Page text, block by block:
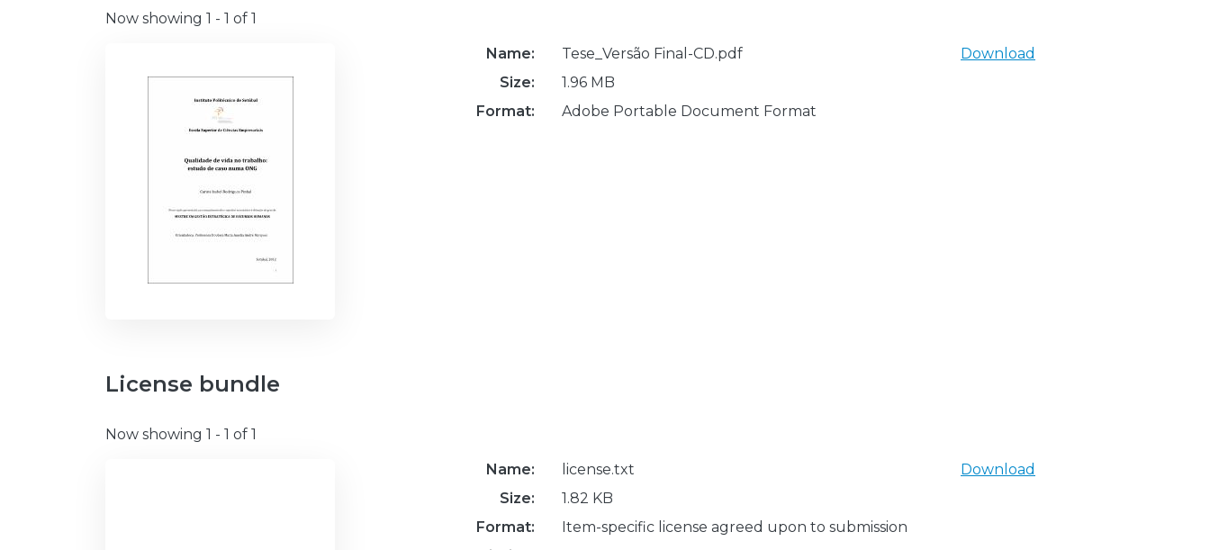
Now showing 1 - 1 of 1
Name:
Tese_Versão Final-CD.pdf
Size:
1.96 MB
Format:
Adobe Portable Document Format
Download
License bundle
Now showing 1 - 1 of 1
Name:
license.txt
Size:
1.82 KB
Format:
Item-specific license agreed upon to submission
Download